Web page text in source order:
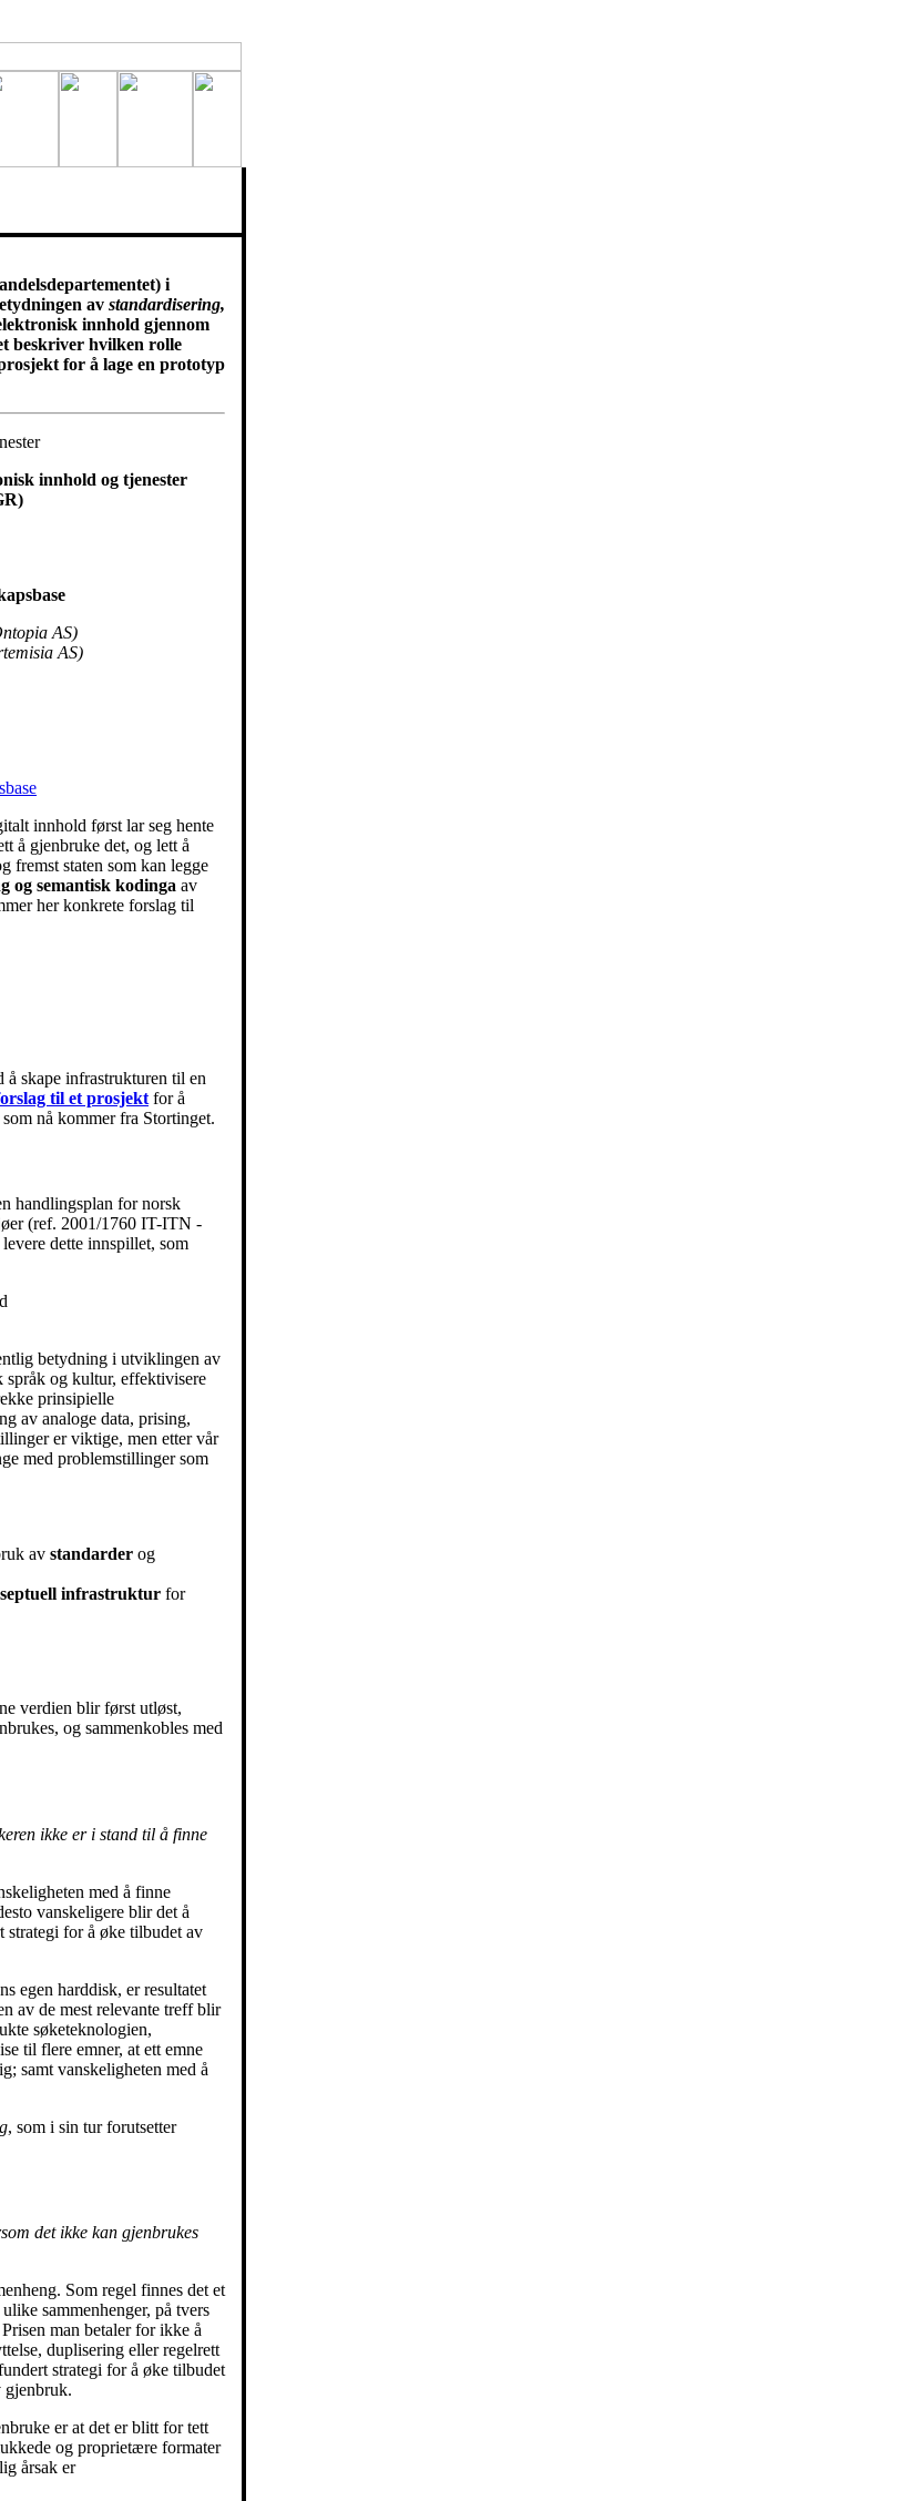
i
av standardisering,
innhold gjennom
beskriver hvilken rolle
for å lage en prototyp
innhold og tjenester
AS)
AS)
innhold først lar seg hente
å gjenbruke det, og lett å
fremst staten som kan legge
og semantisk kodinga av
her konkrete forslag til
skape infrastrukturen til en
til et prosjekt for å
nå kommer fra Stortinget.
handlingsplan for norsk
(ref. 2001/1760 IT-ITN -
dette innspillet, som
betydning i utviklingen av
og kultur, effektivisere
prinsipielle
av analoge data, prising,
er viktige, men etter vår
med problemstillinger som
av standarder og
infrastruktur for
verdien blir først utløst,
og sammenkobles med
ikke er i stand til å finne
med å finne
vanskeligere blir det å
strategi for å øke tilbudet av
egen harddisk, er resultatet
av de mest relevante treff blir
søketeknologien,
til flere emner, at ett emne
samt vanskeligheten med å
, som i sin tur forutsetter
det ikke kan gjenbrukes
Som regel finnes det et
sammenhenger, på tvers
man betaler for ikke å
duplisering eller regelrett
strategi for å øke tilbudet
gjenbruk.
er at det er blitt for tett
og proprietære formater
årsak er